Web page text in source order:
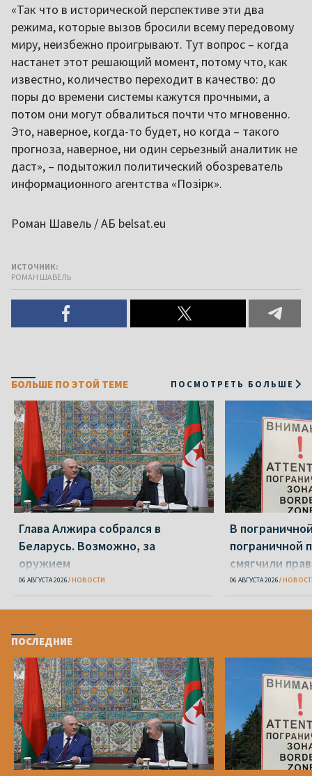
«Так что в исторической перспективе эти два
режима, которые вызов бросили всему передовому
миру, неизбежно проигрывают. Тут вопрос – когда
настанет этот решающий момент, потому что, как
известно, количество переходит в качество: до
поры до времени системы кажутся прочными, а
потом они могут обвалиться почти что мгновенно.
Это, наверное, когда-то будет, но когда – такого
прогноза, наверное, ни один серьезный аналитик не
даст», – подытожил политический обозреватель
информационного агентства «Позірк».
Роман Шавель / АБ belsat.eu
ИСТОЧНИК:
РОМАН ШАВЕЛЬ
БОЛЬШЕ ПО ЭТОЙ ТЕМЕ ПОСМОТРЕТЬ БОЛЬШЕ
Глава Алжира собрался в
Беларусь. Возможно, за
оружием
06 АВГУСТА 2026 НОВОСТИ
В
пограничной
смягчили
06 АВГУСТА 2026
ПОСЛЕДНИЕ